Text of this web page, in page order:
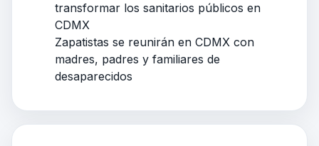
transformar los sanitarios públicos en
CDMX
Zapatistas se reunirán en CDMX con
madres, padres y familiares de
desaparecidos